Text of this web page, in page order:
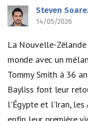
Steven
14/05/2026
La Nouvelle-
monde avec un
Tommy Smith à 36
Bayliss font leur
l'Égypte et l'Iran, les